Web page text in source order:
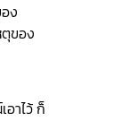
ง
ของ
าไว้ ก็